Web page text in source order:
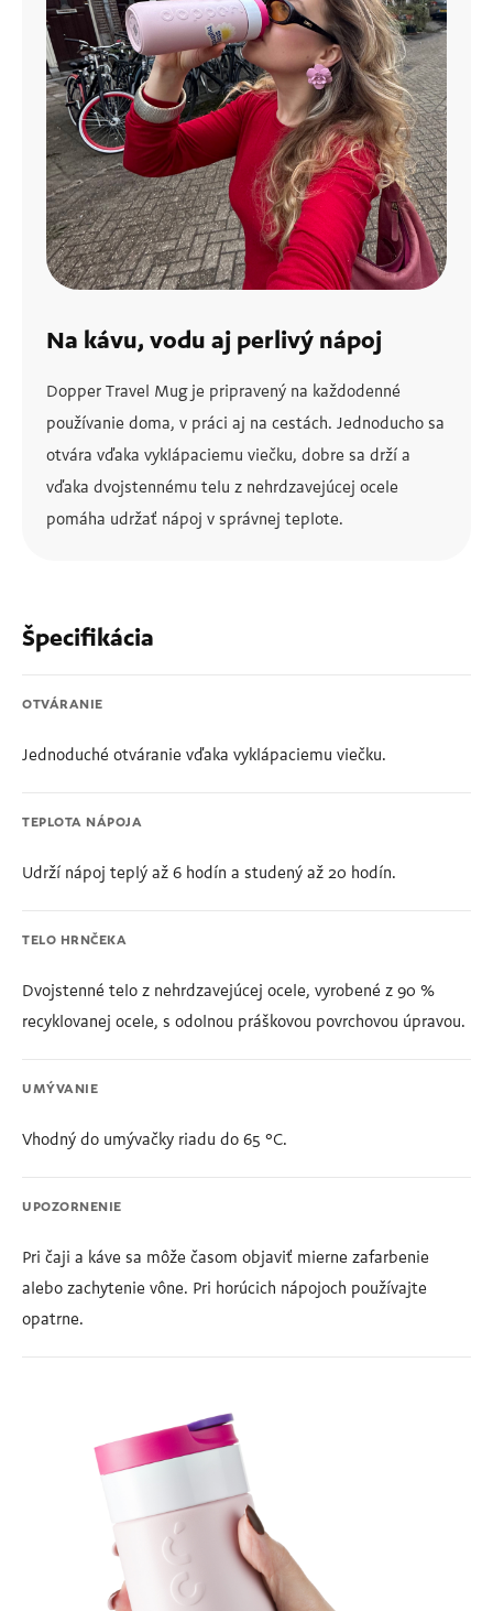
Na kávu, vodu aj perlivý nápoj
Dopper Travel Mug je pripravený na každodenné
používanie doma, v práci aj na cestách. Jednoducho sa
otvára vďaka vyklápaciemu viečku, dobre sa drží a
vďaka dvojstennému telu z nehrdzavejúcej ocele
pomáha udržať nápoj v správnej teplote.
Špecifikácia
OTVÁRANIE
Jednoduché otváranie vďaka vyklápaciemu viečku.
TEPLOTA NÁPOJA
Udrží nápoj teplý až 6 hodín a studený až 20 hodín.
TELO HRNČEKA
Dvojstenné telo z nehrdzavejúcej ocele, vyrobené z 90 %
recyklovanej ocele, s odolnou práškovou povrchovou úpravou.
UMÝVANIE
Vhodný do umývačky riadu do 65 °C.
UPOZORNENIE
Pri čaji a káve sa môže časom objaviť mierne zafarbenie
alebo zachytenie vône. Pri horúcich nápojoch používajte
opatrne.